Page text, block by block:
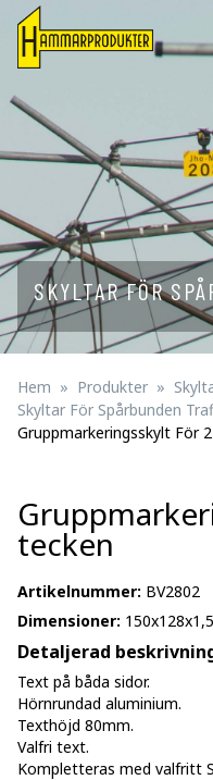
SKYLTAR FÖR
Hem Produkter
Skyltar För Spårbunden
Gruppmarkeringsskylt För
tecken
Artikelnummer: BV2802
Dimensioner:
Detaljerad
Text på båda sidor.
Hörnrundad aluminium.
Texthöjd 80mm.
Valfri text.
Kompletteras med valfritt